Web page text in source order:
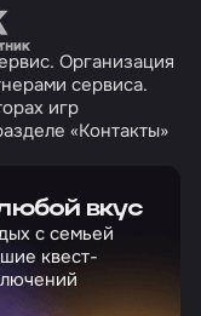
на сайт
Организация
сервиса.
игр
«Контакты»
вкус
с семьей
квест-